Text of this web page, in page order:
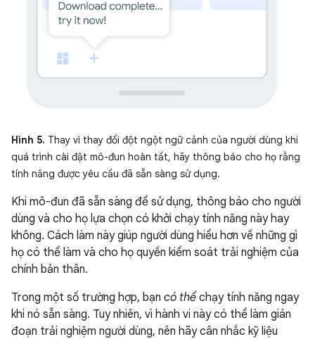
Hình 5. Thay vì thay đổi đột ngột ngữ cảnh của người dùng khi
quá trình cài đặt mô-đun hoàn tất, hãy thông báo cho họ rằng
tính năng được yêu cầu đã sẵn sàng sử dụng.
Khi mô-đun đã sẵn sàng để sử dụng, thông báo cho người
dùng và cho họ lựa chọn có khởi chạy tính năng này hay
không. Cách làm này giúp người dùng hiểu hơn về những gì
họ có thể làm và cho họ quyền kiểm soát trải nghiệm của
chính bản thân.
Trong một số trường hợp, bạn có thể chạy tính năng ngay
khi nó sẵn sàng. Tuy nhiên, vì hành vi này có thể làm gián
đoạn trải nghiệm người dùng, nên hãy cân nhắc kỹ liệu